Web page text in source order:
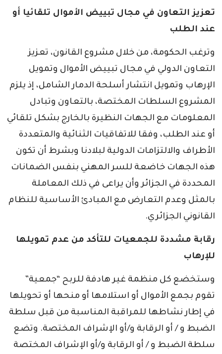
تعزيز التعاون في مجال تبييض الأموال تلقائيا أو
عند الطلب
وترغب الحكومة، من خلال مشروع القانون، تعزيز
التعاون الدولي في مجال تبييض الأموال وتمويل
الإرهاب وتمويل انتشار أسلحة الدمار الشامل، إذ يلزم
المشروع السلطات المختصة، بالتعاون وتبادل
المعلومات مع الجهات النظيرة بالخارج بشكل تلقائي
أو عند الطلب، وفقا للاتفاقيات الثنائية والمتعددة
الأطراف والالتزامات الدولية لبلادنا وبشرط أن تكون
هذه الجهات خاضعة للسر المهني بنفس الضمانات
المحددة في الجزائر وأن يراعى في ذلك المعاملة
بالمثل وعدم التعارض مع المبادئ الأساسية للنظام
القانوني الجزائري.
رقابة مشددة للجمعيات للتأكد من عدم تمويلها
للإرهاب
وستخضع كل منظمة غير هادفة للربح “جمعية”
تقوم بجمع الأموال أو استلامها أو منحها أو تحويلها
في إطار نشاطها للمراقبة المناسبة من قبل سلطة
الضبط و / أو الرقابة و/أو الإشراف المختصة. وتضع
سلطة الضبط و / أو الرقابة و/أو الإشراف المختصة